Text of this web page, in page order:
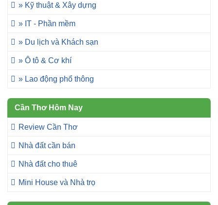
» Kỹ thuật & Xây dựng
» IT - Phần mềm
» Du lịch và Khách sạn
» Ô tô & Cơ khí
» Lao động phổ thông
Cần Thơ Hôm Nay
Review Cần Thơ
Nhà đất cần bán
Nhà đất cho thuê
Mini House và Nhà trọ